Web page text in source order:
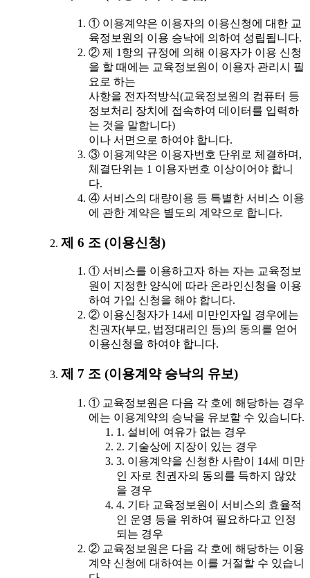
① 이용계약은 이용자의 이용신청에 대한 교
육정보원의 이용 승낙에 의하여 성립됩니다.
② 제 1항의 규정에 의해 이용자가 이용 신청
을 할 때에는 교육정보원이 이용자 관리시 필
요로 하는
사항을 전자적방식(교육정보원의 컴퓨터 등
정보처리 장치에 접속하여 데이터를 입력하
는 것을 말합니다)
이나 서면으로 하여야 합니다.
③ 이용계약은 이용자번호 단위로 체결하며,
체결단위는 1 이용자번호 이상이어야 합니
다.
④ 서비스의 대량이용 등 특별한 서비스 이용
에 관한 계약은 별도의 계약으로 합니다.
제 6 조 (이용신청)
① 서비스를 이용하고자 하는 자는 교육정보
원이 지정한 양식에 따라 온라인신청을 이용
하여 가입 신청을 해야 합니다.
② 이용신청자가 14세 미만인자일 경우에는
친권자(부모, 법정대리인 등)의 동의를 얻어
이용신청을 하여야 합니다.
제 7 조 (이용계약 승낙의 유보)
① 교육정보원은 다음 각 호에 해당하는 경우
에는 이용계약의 승낙을 유보할 수 있습니다.
1. 설비에 여유가 없는 경우
2. 기술상에 지장이 있는 경우
3. 이용계약을 신청한 사람이 14세 미만
인 자로 친권자의 동의를 득하지 않았
을 경우
4. 기타 교육정보원이 서비스의 효율적
인 운영 등을 위하여 필요하다고 인정
되는 경우
② 교육정보원은 다음 각 호에 해당하는 이용
계약 신청에 대하여는 이를 거절할 수 있습니